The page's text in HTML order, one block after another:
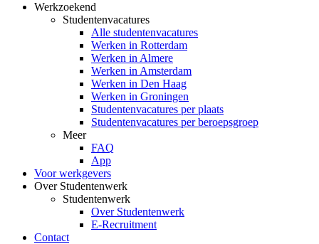
Werkzoekend
Studentenvacatures
Alle studentenvacatures
Werken in Rotterdam
Werken in Almere
Werken in Amsterdam
Werken in Den Haag
Werken in Groningen
Studentenvacatures per plaats
Studentenvacatures per beroepsgroep
Meer
FAQ
App
Voor werkgevers
Over Studentenwerk
Studentenwerk
Over Studentenwerk
E-Recruitment
Contact